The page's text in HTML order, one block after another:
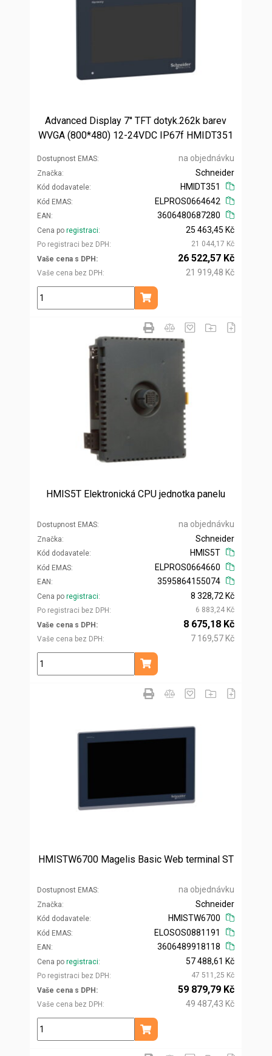
Advanced Display 7'' TFT dotyk.262k barev
WVGA (800*480) 12-24VDC IP67f HMIDT351
Dostupnost EMAS na objednávku
Značka
Kód dodavatele
Schneider
HMIDT351
Kód EMAS
EAN
ELPROS0664642
3606480687280
Cena po registraci
Po registraci bez DPH
25 463,45 Kč
21 044,17 Kč
Vaše cena s DPH
Vaše cena bez DPH
26 522,57 Kč
21 919,48 Kč
ks
Přidat do košíku
HMIS5T Elektronická CPU jednotka panelu
Dostupnost EMAS na objednávku
Značka
Kód dodavatele
Schneider
HMIS5T
Kód EMAS
EAN
ELPROS0664660
3595864155074
Cena po registraci
Po registraci bez DPH
8 328,72 Kč
6 883,24 Kč
Vaše cena s DPH
Vaše cena bez DPH
8 675,18 Kč
7 169,57 Kč
ks
Přidat do košíku
HMISTW6700 Magelis Basic Web terminal ST
Dostupnost EMAS na objednávku
Značka
Kód dodavatele
Schneider
HMISTW6700
Kód EMAS
EAN
ELOSOS0881191
3606489918118
Cena po registraci
Po registraci bez DPH
57 488,61 Kč
47 511,25 Kč
Vaše cena s DPH
Vaše cena bez DPH
59 879,79 Kč
49 487,43 Kč
ks
Přidat do košíku